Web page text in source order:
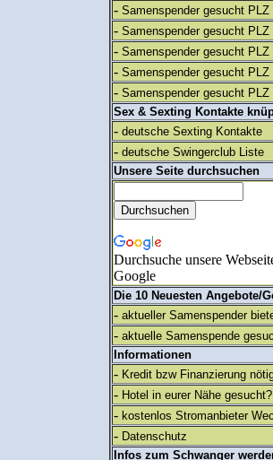
- Samenspender gesucht PLZ
- Samenspender gesucht PLZ
- Samenspender gesucht PLZ
- Samenspender gesucht PLZ
- Samenspender gesucht PLZ
Sex & Sexting Kontakte
- deutsche Sexting Kontakte
- deutsche Swingerclub Liste
Unsere Seite durchsuchen
Durchsuche unsere
Google
Die 10 Neuesten Angebote/
- aktueller Samenspender
- aktuelle Samenspende
Informationen
- Kredit bzw Finanzierung
- Hotel in eurer Nähe gesucht?
- kostenlos Stromanbieter
- Datenschutz
Infos zum Schwanger